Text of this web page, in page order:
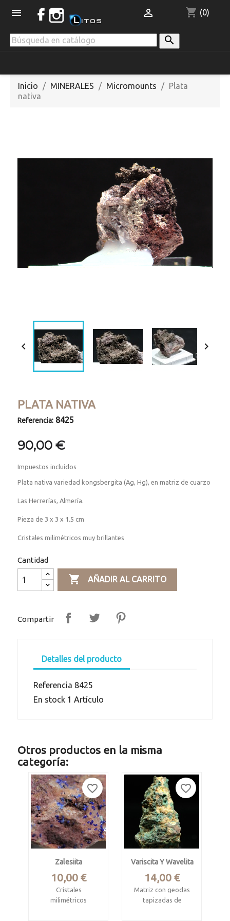
 shopping_cart (0)


Inicio MINERALES Micromounts
Plata
nativa
 
PLATA NATIVA
Referencia: 8425
90,00 €
Impuestos incluidos
Plata nativa variedad kongsbergita (Ag, Hg), en matriz de cuarzo
Las Herrerías, Almería.
Pieza de 3 x 3 x 1.5 cm
Cristales milimétricos muy brillantes
Cantidad
 AÑADIR AL CARRITO
Compartir
Detalles del producto
Referencia 8425
En stock 1 Artículo
Otros productos en la misma
categoría:
Zalesiita
Precio
10,00 €
Cristales
milimétricos
favorite_border
Variscita Y Wavelita
Precio
14,00 €
Matriz con geodas
tapizadas de
favorite_border